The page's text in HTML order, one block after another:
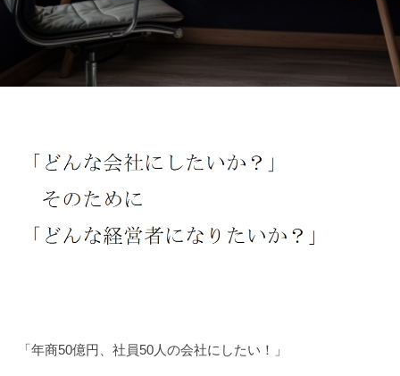
MARCAS
by「年商50億円、社員50人の会社にしたい！」